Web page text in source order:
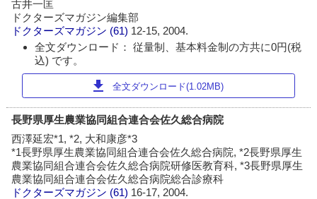
古井一匡
ドクターズマガジン編集部
ドクターズマガジン (61) 12-15, 2004.
全文ダウンロード： 従量制、基本料金制の方共に0円(税
込) です。
download 全文ダウンロード(1.02MB)
長野県厚生農業協同組合連合会佐久総合病院
西澤延宏*1, *2, 大和康彦*3
*1長野県厚生農業協同組合連合会佐久総合病院, *2長野県厚生
農業協同組合連合会佐久総合病院研修医教育科, *3長野県厚生
農業協同組合連合会佐久総合病院総合診療科
ドクターズマガジン (61) 16-17, 2004.